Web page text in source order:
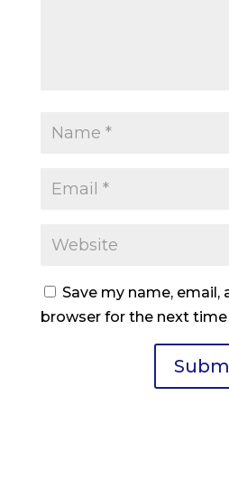
Save my name, email,
browser for the next